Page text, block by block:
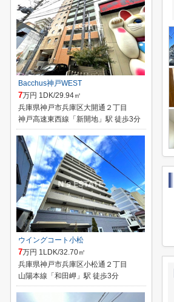
Bacchus神戸WEST
7万円 1DK/29.94㎡
兵庫県神戸市兵庫区大開通２丁目
神戸高速東西線「新開地」駅 徒歩3分
ウイングコート小松
7万円 1LDK/32.70㎡
兵庫県神戸市兵庫区小松通２丁目
山陽本線「和田岬」駅 徒歩3分